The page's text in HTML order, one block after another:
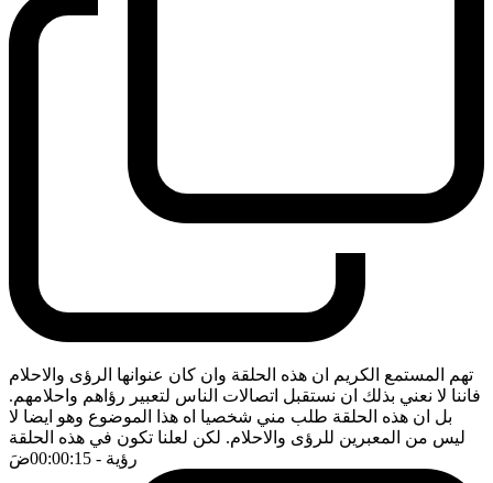
تهم المستمع الكريم ان هذه الحلقة وان كان عنوانها الرؤى والاحلام
فاننا لا نعني بذلك ان نستقبل اتصالات الناس لتعبير رؤاهم واحلامهم.
بل ان هذه الحلقة طلب مني شخصيا اه هذا الموضوع وهو ايضا لا
ليس من المعبرين للرؤى والاحلام. لكن لعلنا تكون في هذه الحلقة
رؤية - 00:00:15 ضَ